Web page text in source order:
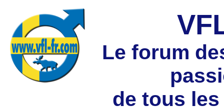
Le forum
de tous